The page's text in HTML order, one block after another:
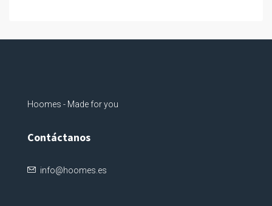
Hoomes - Made for you
Contáctanos
info@hoomes.es